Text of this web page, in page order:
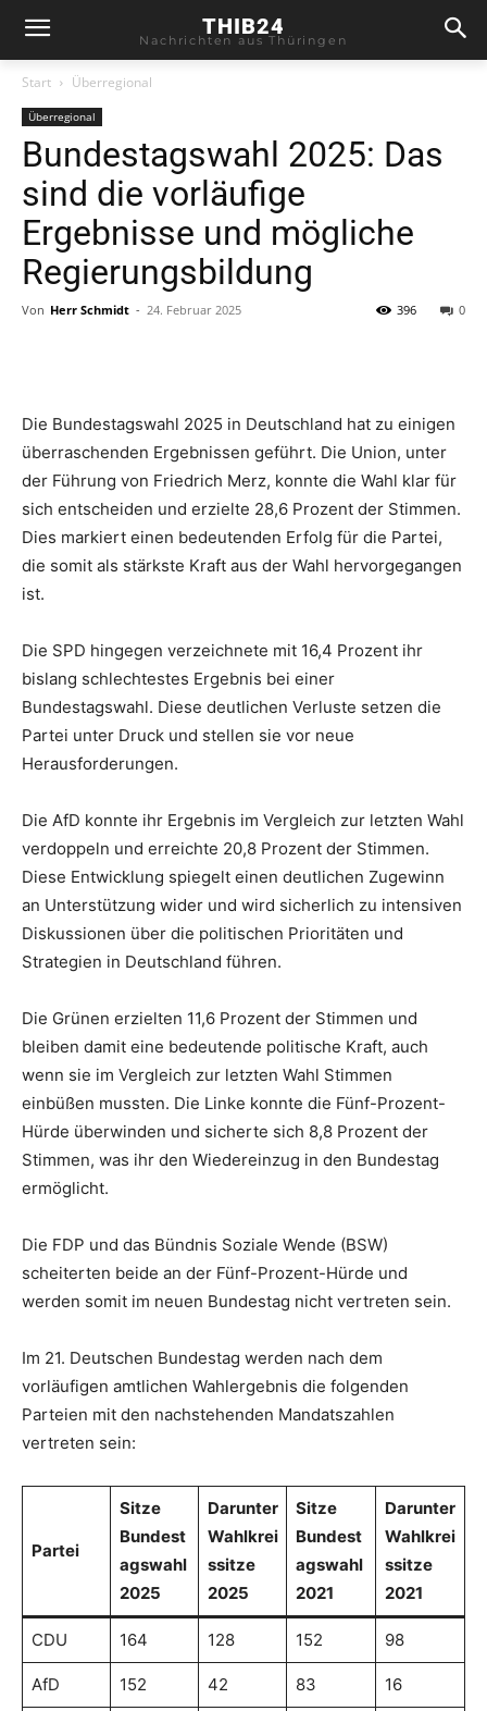
THIB24
Nachrichten aus Thüringen
Start Überregional
Überregional
Bundestagswahl 2025: Das
sind die vorläufige
Ergebnisse und mögliche
Regierungsbildung
Von Herr Schmidt - 24. Februar 2025 0
396
Die Bundestagswahl 2025 in Deutschland hat zu einigen
überraschenden Ergebnissen geführt. Die Union, unter
der Führung von Friedrich Merz, konnte die Wahl klar für
sich entscheiden und erzielte 28,6 Prozent der Stimmen.
Dies markiert einen bedeutenden Erfolg für die Partei,
die somit als stärkste Kraft aus der Wahl hervorgegangen
ist.
Die SPD hingegen verzeichnete mit 16,4 Prozent ihr
bislang schlechtestes Ergebnis bei einer
Bundestagswahl. Diese deutlichen Verluste setzen die
Partei unter Druck und stellen sie vor neue
Herausforderungen.
Die AfD konnte ihr Ergebnis im Vergleich zur letzten Wahl
verdoppeln und erreichte 20,8 Prozent der Stimmen.
Diese Entwicklung spiegelt einen deutlichen Zugewinn
an Unterstützung wider und wird sicherlich zu intensiven
Diskussionen über die politischen Prioritäten und
Strategien in Deutschland führen.
Die Grünen erzielten 11,6 Prozent der Stimmen und
bleiben damit eine bedeutende politische Kraft, auch
wenn sie im Vergleich zur letzten Wahl Stimmen
einbüßen mussten. Die Linke konnte die Fünf-Prozent-
Hürde überwinden und sicherte sich 8,8 Prozent der
Stimmen, was ihr den Wiedereinzug in den Bundestag
ermöglicht.
Die FDP und das Bündnis Soziale Wende (BSW)
scheiterten beide an der Fünf-Prozent-Hürde und
werden somit im neuen Bundestag nicht vertreten sein.
Im 21. Deutschen Bundestag werden nach dem
vorläufigen amtlichen Wahlergebnis die folgenden
Parteien mit den nachstehenden Mandatszahlen
vertreten sein:
Partei
Sitze
Bundest
agswahl
2025
Darunter
Wahlkrei
ssitze
2025
Sitze
Bundest
agswahl
2021
Darunter
Wahlkrei
ssitze
2021
CDU 164 128 152 98
AfD 152 42 83 16